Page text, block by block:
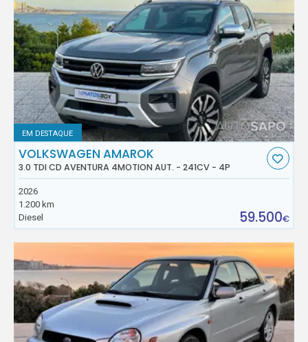
EM DESTAQUE
VOLKSWAGEN AMAROK
3.0 TDI CD AVENTURA 4MOTION AUT. - 241CV - 4P
2026
1.200 km
Diesel
59.500€